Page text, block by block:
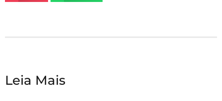
Leia Mais